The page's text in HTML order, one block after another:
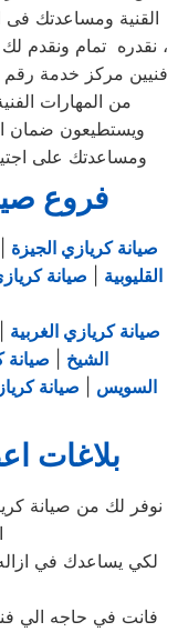
القنية ومساعدتك
نقدره تمام ونقدم لك الحلول الممكنة والمساعدة قدر المستطاع ،
فنيين مركز خدمة رقم
من المهارات
ويستطيعون ضمان
ومساعدتك على
فروع
صيانة كريازي الجيزة
القليوبية
صيانة
صيانة كريازي الغربية
الشيخ
صيانة
السويس
صيانة
بلاغات
نوفر لك من صيانة
لكي يساعدك في
فانت في حاجه الي